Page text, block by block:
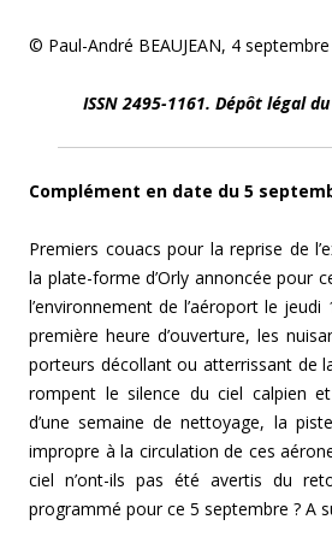
© Paul-André BEAUJEAN, 4
ISSN 2495-1161. Dépôt légal
Complément en date du 5
Premiers couacs pour la reprise de
la plate-forme d’Orly annoncée pour
l’environnement de l’aéroport le
première heure d’ouverture, les
porteurs décollant ou atterrissant de
rompent le silence du ciel calpien
d’une semaine de nettoyage, la
impropre à la circulation de ces
ciel n’ont-ils pas été avertis du
programmé pour ce 5 septembre ? A